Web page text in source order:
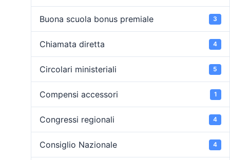
Buona scuola bonus premiale 3
Chiamata diretta 4
Circolari ministeriali 5
Compensi accessori 1
Congressi regionali 4
Consiglio Nazionale 4